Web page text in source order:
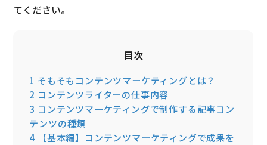
てください。
目次
1 そもそもコンテンツマーケティングとは？
2 コンテンツライターの仕事内容
3 コンテンツマーケティングで制作する記事コン
テンツの種類
4 【基本編】コンテンツマーケティングで成果を